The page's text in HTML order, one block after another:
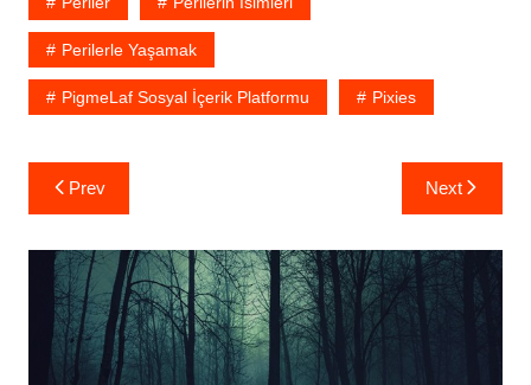
Perilerle Yaşamak
PigmeLaf Sosyal İçerik Platformu Pixies
Yazı
gezinmesi
Prev Next